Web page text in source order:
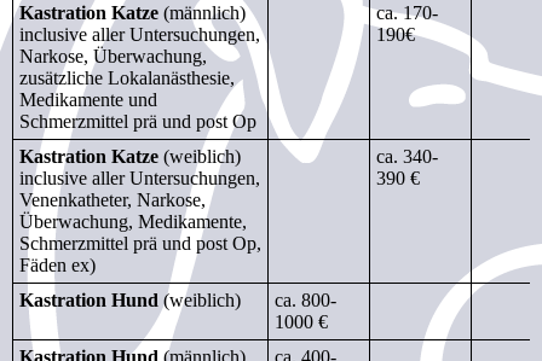
Kastration Katze (männlich)
inclusive aller Untersuchungen,
Narkose, Überwachung,
zusätzliche Lokalanästhesie,
Medikamente und
Schmerzmittel prä und post Op
ca. 170-
190€
Kastration Katze (weiblich)
inclusive aller Untersuchungen,
Venenkatheter, Narkose,
Überwachung, Medikamente,
Schmerzmittel prä und post Op,
Fäden ex)
ca. 340-
390 €
Kastration Hund (weiblich)
ca. 800-
1000 €
Kastration Hund (männlich)
ca. 400-